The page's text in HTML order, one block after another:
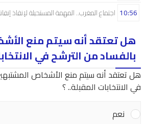
اجتماع المغرب.. المهمة المستحيلة لإنقاذ 10:56
هل تعتقد أنه سيتم منع
بالفساد من الترشح في
هل تعتقد أنه سيتم منع الأشخاص
في الانتخابات المقبلة.. ؟
نعم